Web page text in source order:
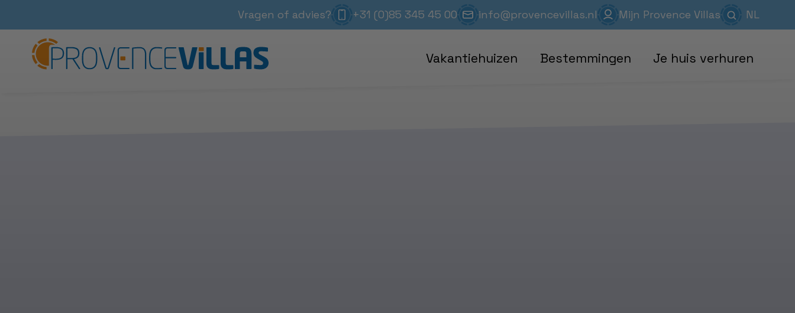
Vragen of advies? +31 (0)85 345 45 00 info@provencevillas.nl Mijn Provence Villas NL
FR
Vakantiehuizen Bestemmingen Je huis verhuren
de enquête is momenteel niet beschikbaar
Helaas is er iets fout gegaan bij het ophalen van de enquête.